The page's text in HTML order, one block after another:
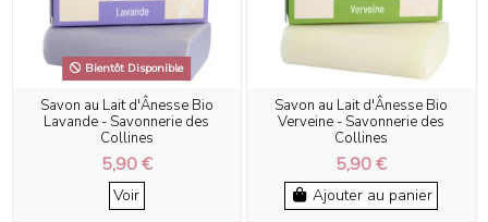
Bientôt Disponible
Savon au Lait d'Ânesse Bio
Lavande - Savonnerie des
Collines
5,90 €
Voir
Savon au Lait d'Ânesse Bio
Verveine - Savonnerie des
Collines
5,90 €
Ajouter au panier